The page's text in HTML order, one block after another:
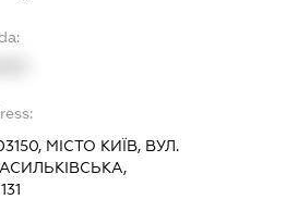
МІСТО КИЇВ, ВУЛ.